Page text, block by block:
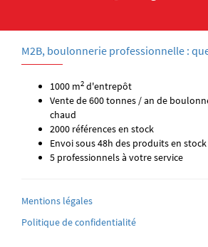
M2B, boulonnerie professionnelle :
1000 m2 d'entrepôt
Vente de 600 tonnes / an de
chaud
2000 références en stock
Envoi sous 48h des produits en stock
5 professionnels à votre service
Mentions légales
Politique de confidentialité